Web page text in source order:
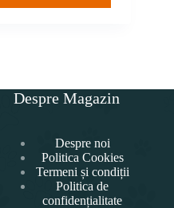
Despre Magazin
Despre noi
Politica Cookies
Termeni și condiții
Politica de
confidențialitate